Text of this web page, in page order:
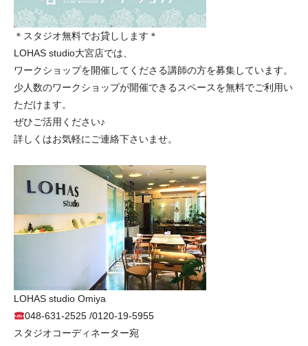
＊スタジオ無料でお貸しします＊
LOHAS studio大宮店では、
ワークショップを開催してくださる講師の方を募集しています。
少人数のワークショップが開催できるスペースを無料でご利用い
ただけます。
ぜひご活用ください♪
詳しくはお気軽にご連絡下さいませ。
LOHAS studio Omiya
048-631-2525 /0120-19-5955
スタジオコーディネーター宛